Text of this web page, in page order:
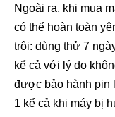
Ngoài ra, khi mua
có thể hoàn toàn
trội: dùng thử 7
kể cả với lý do
được bảo hành pin
1 kể cả khi máy bị